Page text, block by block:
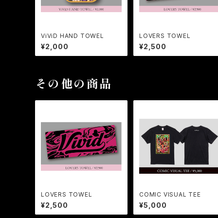
ViViD HAND TOWEL
¥2,000
LOVERS TOWEL
¥2,500
その他の商品
LOVERS TOWEL
¥2,500
COMIC VISUAL TEE
¥5,000